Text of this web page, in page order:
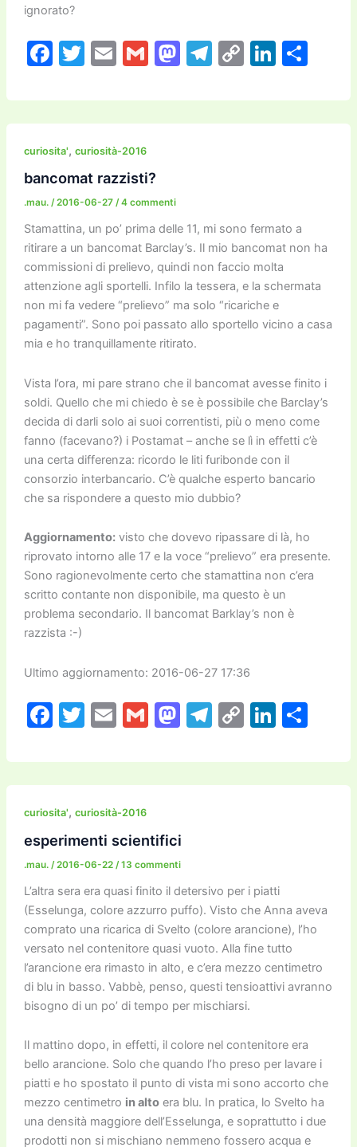
ignorato?
F
c
e
b
o
o
k
T
itt
er
E
ai
l
G
ai
l
M
st
o
T
e
gr
C
p
y
Li
k
e
C
n
di
curiosita', curiosità-2016
bancomat razzisti?
.mau. /2016-06-27 /4 commenti
Stamattina, un po’ prima delle 11, mi sono fermato a
ritirare a un bancomat Barclay’s. Il mio bancomat non ha
commissioni di prelievo, quindi non faccio molta
attenzione agli sportelli. Infilo la tessera, e la schermata
non mi fa vedere “prelievo” ma solo “ricariche e
pagamenti”. Sono poi passato allo sportello vicino a casa
mia e ho tranquillamente ritirato.
Vista l’ora, mi pare strano che il bancomat avesse finito i
soldi. Quello che mi chiedo è se è possibile che Barclay’s
decida di darli solo ai suoi correntisti, più o meno come
fanno (facevano?) i Postamat – anche se lì in effetti c’è
una certa differenza: ricordo le liti furibonde con il
consorzio interbancario. C’è qualche esperto bancario
che sa rispondere a questo mio dubbio?
Aggiornamento:visto che dovevo ripassare di là, ho
riprovato intorno alle 17 e la voce “prelievo” era presente.
Sono ragionevolmente certo che stamattina non c’era
scritto contante non disponibile, ma questo è un
problema secondario. Il bancomat Barklay’s non è
razzista :-)
Ultimo aggiornamento: 2016-06-27 17:36
F
c
e
b
o
o
k
T
itt
er
E
ai
l
G
ai
l
M
st
o
o
n
T
e
gr
C
p
y
Li
k
e
C
n
di
curiosita', curiosità-2016
esperimenti scientifici
.mau. /2016-06-22 /13 commenti
L’altra sera era quasi finito il detersivo per i piatti
(Esselunga, colore azzurro puffo). Visto che Anna aveva
comprato una ricarica di Svelto (colore arancione), l’ho
versato nel contenitore quasi vuoto. Alla fine tutto
l’arancione era rimasto in alto, e c’era mezzo centimetro
di blu in basso. Vabbè, penso, questi tensioattivi avranno
bisogno di un po’ di tempo per mischiarsi.
Il mattino dopo, in effetti, il colore nel contenitore era
bello arancione. Solo che quando l’ho preso per lavare i
piatti e ho spostato il punto di vista mi sono accorto che
mezzo centimetro in altoera blu. In pratica, lo Svelto ha
una densità maggiore dell’Esselunga, e soprattutto i due
prodotti non si mischiano nemmeno fossero acqua e